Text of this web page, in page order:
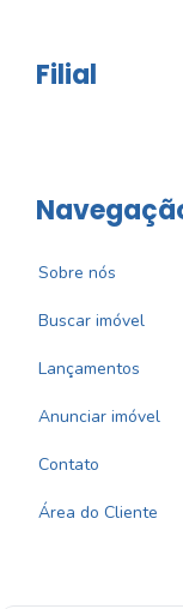
Filial
Sobre nós
Buscar imóvel
Lançamentos
Anunciar imóvel
Contato
Área do Cliente